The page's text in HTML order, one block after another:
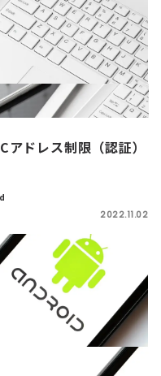
ドレス制限（認証）
2022.11.02